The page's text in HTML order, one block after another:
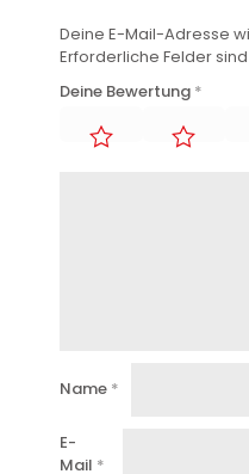
Deine E-Mail-Adresse
Erforderliche Felder
Deine Bewertung *
Name *
E-
Mail *